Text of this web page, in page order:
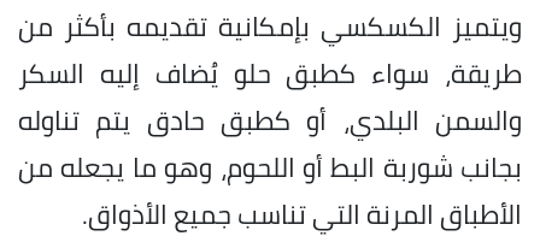
ويتميز الكسكسي بإمكانية تقديمه بأكثر من
طريقة، سواء كطبق حلو يُضاف إليه السكر
والسمن البلدي، أو كطبق حادق يتم تناوله
بجانب شوربة البط أو اللحوم، وهو ما يجعله من
الأطباق المرنة التي تناسب جميع الأذواق.